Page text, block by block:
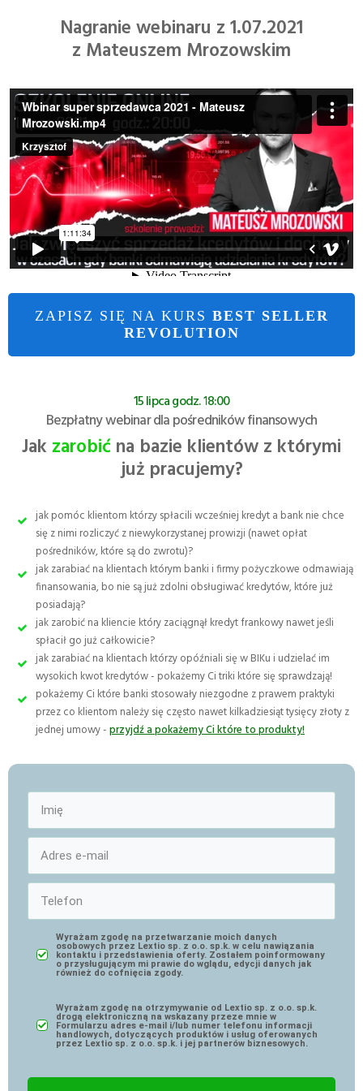
Nagranie webinaru z 1.07.2021
z Mateuszem Mrozowskim
ZAPISZ SIĘ NA KURS BEST SELLER
REVOLUTION
15 lipca godz. 18:00
Bezpłatny webinar dla pośredników finansowych
Jak zarobićna bazie klientów z którymi
już pracujemy?
jak pomóc klientom którzy spłacili wcześniej kredyt a bank nie chce
się z nimi rozliczyć z niewykorzystanej prowizji (nawet opłat
pośredników, które są do zwrotu)?
jak zarabiać na klientach którym banki i firmy pożyczkowe odmawiają
finansowania, bo nie są już zdolni obsługiwać kredytów, które już
posiadają?
jak zarobić na kliencie który zaciągnął kredyt frankowy nawet jeśli
spłacił go już całkowicie?
jak zarabiać na klientach którzy opóźniali się w BIKu i udzielać im
wysokich kwot kredytów - pokażemy Ci triki które się sprawdzają!
pokażemy Ci które banki stosowały niezgodne z prawem praktyki
przez co klientom należy się często nawet kilkadziesiąt tysięcy złoty z
jednej umowy -przyjdź a pokażemy Ci które to produkty!
Wyrażam zgodę na przetwarzanie moich danych
osobowych przez Lextio sp. z o.o. sp.k. w celu nawiązania
kontaktu i przedstawienia oferty. Zostałem poinformowany
o przysługującym mi prawie do wglądu, edycji danych jak
również do cofnięcia zgody.
Wyrażam zgodę na otrzymywanie od Lextio sp. z o.o. sp.k.
drogą elektroniczną na wskazany przeze mnie w
Formularzu adres e-mail i/lub numer telefonu informacji
handlowych, dotyczących produktów i usług oferowanych
przez Lextio sp. z o.o. sp.k. i jej partnerów biznesowych.